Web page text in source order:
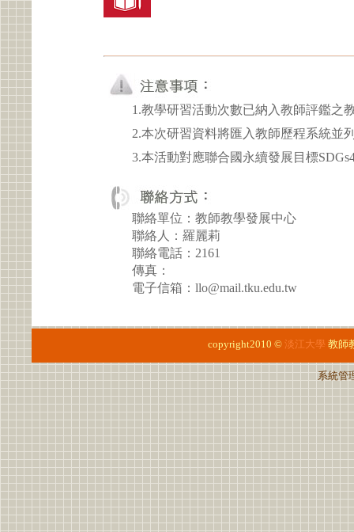
1.教學研習活動次數已納入教師評鑑之
2.本次研習資料將匯入教師歷程系統並
3.本活動對應聯合國永續發展目標
聯絡單位：教師教學發展中心
聯絡人：羅麗莉
聯絡電話：2161
傳真：
電子信箱：llo@mail.tku.edu.tw
copyright2010 © 淡江大學 教師
系統管